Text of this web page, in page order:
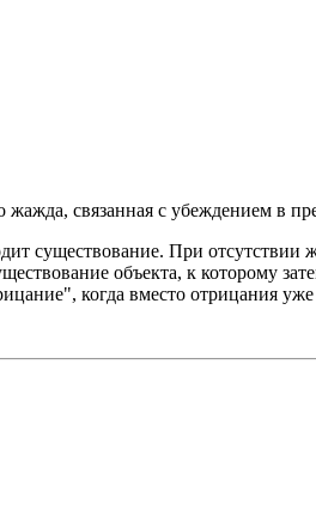
связанная с убеждением в
существование. При
объекта, к которому
когда вместо отрицания